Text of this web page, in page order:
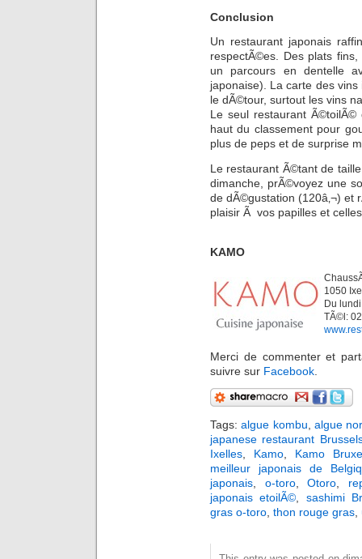
Conclusion
Un restaurant japonais
respectÃ©es. Des plats
un parcours en dentelle
japonaise). La carte des
le dÃ©tour, surtout les vins
Le seul restaurant
haut du classement pour
plus de peps et de surprise
Le restaurant Ã©tant de
dimanche, prÃ©voyez une
de dÃ©gustation (120â‚¬) et
plaisir Ã vos papilles et
KAMO
1050
Du
TÃ©l:
Merci de commenter et
suivre sur Facebook
Tags:algue kombu ,algue
japanese restaurant
Ixelles
Kamo
Kamo
meilleur japonais de
japonais
o-toro,Otoro
japonais etoilÃ©
sashimi
gras o-toro thon rouge gras